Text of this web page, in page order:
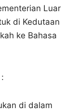
Luar
di Kedutaan
ke Bahasa
di dalam